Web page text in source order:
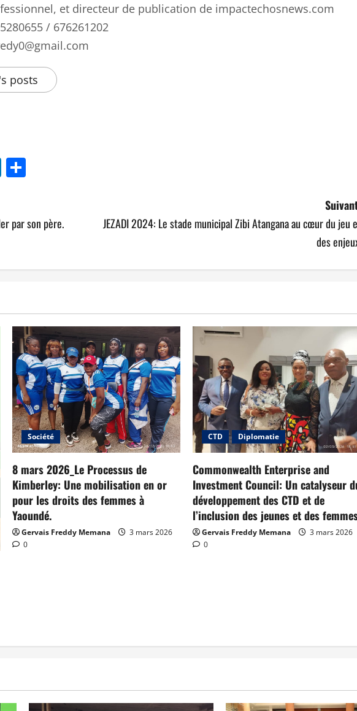
et directeur de publication de impactechosnews.com
/ 676261202
posts
LinkedIn
par son père.
JEZADI 2024: Le stade municipal Zibi Atangana au cœur du jeu
des
Société
8 mars 2026_Le Processus de
Kimberley: Une mobilisation en or
pour les droits des femmes à
Yaoundé.
Gervais Freddy Memana
3 mars 2026
0
CTD Diplomatie
Commonwealth Enterprise and
Investment Council: Un catalyseur
développement des CTD et de
l’inclusion des jeunes et des
Gervais Freddy Memana
3 mars 2026
0